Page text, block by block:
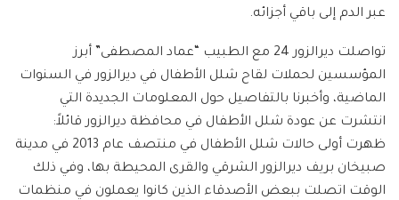
عبر الدم إلى باقي أجزائه.
تواصلت ديرالزور 24 مع الطبيب “عماد المصطفى” أبرز
المؤسسين لحملات لقاح شلل الأطفال في ديرالزور في السنوات
الماضية، وأخبرنا بالتفاصيل حول المعلومات الجديدة التي
انتشرت عن عودة شلل الأطفال في محافظة ديرالزور قائلاً:
ظهرت أولى حالات شلل الأطفال في منتصف عام 2013 في مدينة
صبيخان بريف ديرالزور الشرقي والقرى المحيطة بها، وفي ذلك
الوقت اتصلت ببعض الأصدقاء الذين كانوا يعملون في منظمات